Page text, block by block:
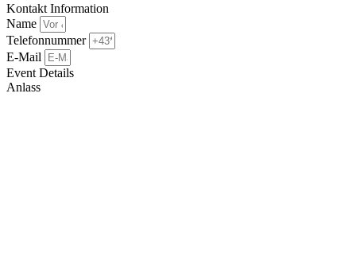
Kontakt Information
Name
Telefonnummer
E-Mail
Event Details
Anlass